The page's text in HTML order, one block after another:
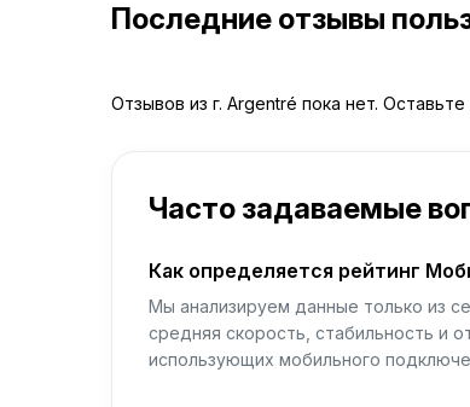
Последние отзывы
Отзывов из г. Argentré пока нет. Оставьте
Часто задаваемые
Как определяется рейтинг
Мы анализируем данные только из
средняя скорость, стабильность и
использующих мобильного